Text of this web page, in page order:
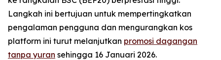
Langkah ini bertujuan untuk mempertingkatkan
pengalaman pengguna dan mengurangkan kos
platform ini turut melanjutkan promosi dagangan
tanpa yuran sehingga 16 Januari 2026.